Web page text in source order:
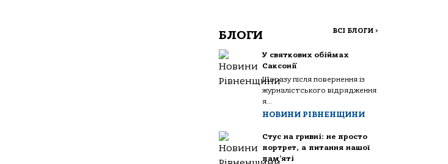
БЛОГИ ВСІ БЛОГИ >
У святкових обіймах
Саксонії
Щоразу після повернення із
журналістського відрядження
я...
НОВИНИ РІВНЕНЩИНИ
Стус на гривні: не просто
портрет, а питання нашої
пам’яті